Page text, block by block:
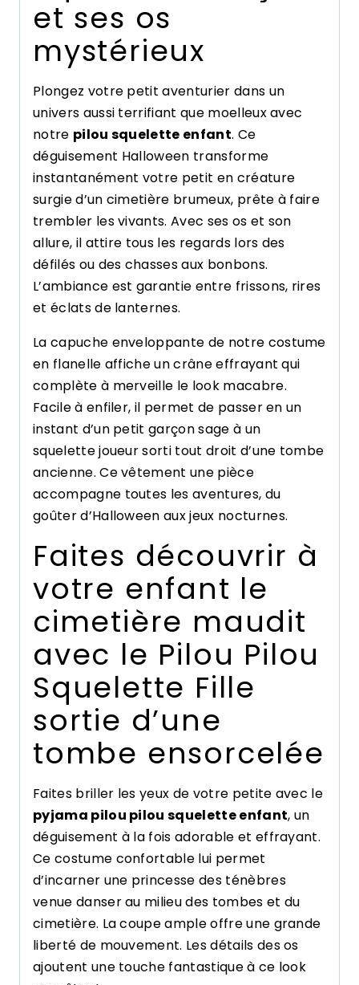
et ses os
mystérieux
Plongez votre petit aventurier dans un
univers aussi terrifiant que moelleux avec
notre pilou squelette enfant. Ce
déguisement Halloween transforme
instantanément votre petit en créature
surgie d’un cimetière brumeux, prête à faire
trembler les vivants. Avec ses os et son
allure, il attire tous les regards lors des
défilés ou des chasses aux bonbons.
L’ambiance est garantie entre frissons, rires
et éclats de lanternes.
La capuche enveloppante de notre costume
en flanelle affiche un crâne effrayant qui
complète à merveille le look macabre.
Facile à enfiler, il permet de passer en un
instant d’un petit garçon sage à un
squelette joueur sorti tout droit d’une tombe
ancienne. Ce vêtement une pièce
accompagne toutes les aventures, du
goûter d’Halloween aux jeux nocturnes.
Faites découvrir à
votre enfant le
cimetière maudit
avec le Pilou Pilou
Squelette Fille
sortie d’une
tombe ensorcelée
Faites briller les yeux de votre petite avec le
pyjama pilou pilou squelette enfant, un
déguisement à la fois adorable et effrayant.
Ce costume confortable lui permet
d’incarner une princesse des ténèbres
venue danser au milieu des tombes et du
cimetière. La coupe ample offre une grande
liberté de mouvement. Les détails des os
ajoutent une touche fantastique à ce look